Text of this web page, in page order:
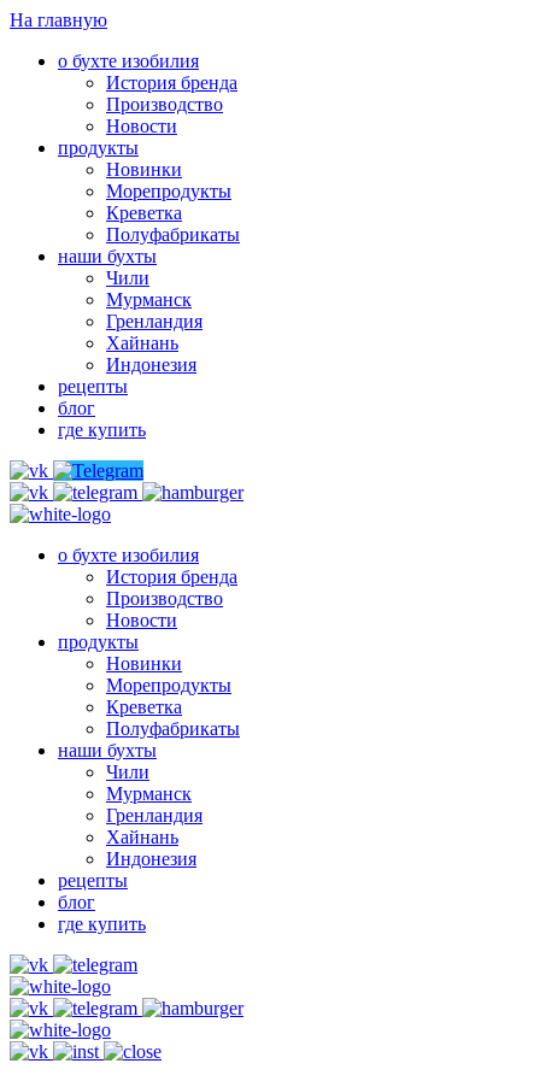
На главную
о бухте изобилия
История бренда
Производство
Новости
продукты
Новинки
Морепродукты
Креветка
Полуфабрикаты
наши бухты
Чили
Мурманск
Гренландия
Хайнань
Индонезия
рецепты
блог
где купить
о бухте изобилия
История бренда
Производство
Новости
продукты
Новинки
Морепродукты
Креветка
Полуфабрикаты
наши бухты
Чили
Мурманск
Гренландия
Хайнань
Индонезия
рецепты
блог
где купить